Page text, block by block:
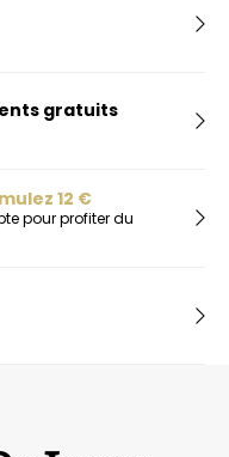
gratuits
12 €
pour profiter du